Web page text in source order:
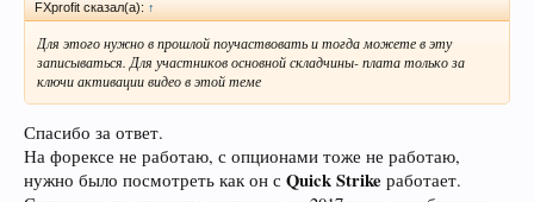
FXprofit сказал(а): ↑
Для этого нужно в прошлой поучаствовать и тогда можете в эту
записываться. Для участников основной складчины- плата только за
ключи активации видео в этой теме
Спасибо за ответ.
На форексе не работаю, с опционами тоже не работаю,
нужно было посмотреть как он с Quick Strike работает.